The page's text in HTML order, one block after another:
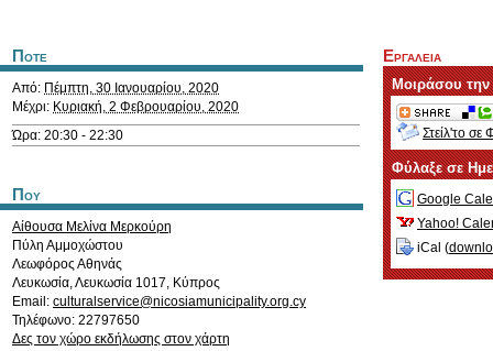
Ποτε
Από: Πέμπτη, 30 Ιανουαρίου, 2020
Μέχρι: Κυριακή, 2 Φεβρουαρίου, 2020
Ώρα: 20:30 - 22:30
Που
Aίθουσα Μελίνα Μερκούρη
Πύλη Αμμοχώστου
Λεωφόρος Αθηνάς
Λευκωσία,Λευκωσία 1017, Κύπρος
Email: culturalservice@nicosiamunicipality.org.cy
Τηλέφωνο: 22797650
Δες τον χώρο εκδήλωσης στον χάρτη
Εργαλεια
Μοιράσου
Στείλ'το σε
Φύλαξε σε
Google
Yahoo!
iCal (